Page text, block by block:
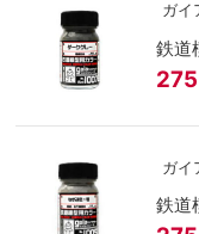
ガイ
鉄道
275
ガイ
鉄道